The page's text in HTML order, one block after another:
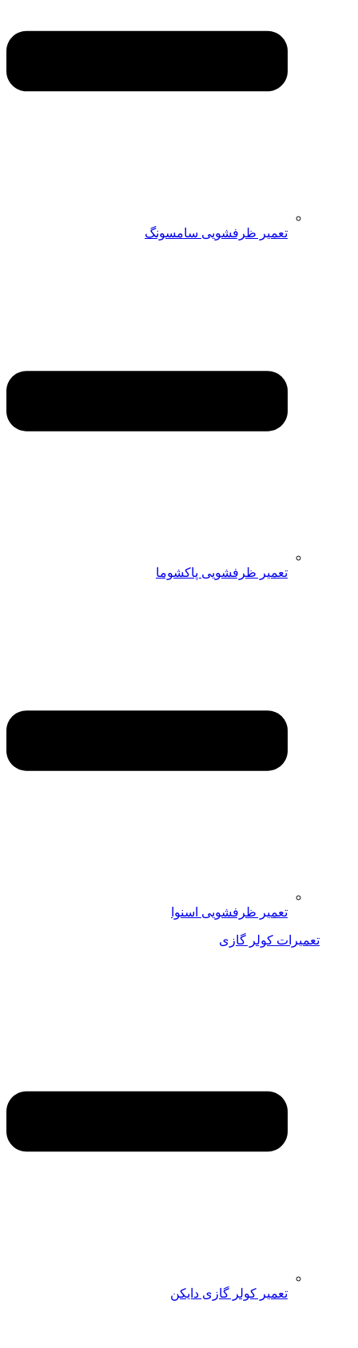
تعمیر ظرفشویی سامسونگ
تعمیر ظرفشویی پاکشوما
تعمیر ظرفشویی اسنوا
تعمیرات کولر گازی
تعمیر کولر گازی دایکن